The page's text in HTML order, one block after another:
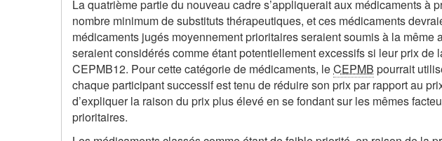
La quatrième partie du nouveau cadre s’appliquerait aux médicaments
nombre minimum de substituts thérapeutiques, et ces médicaments
médicaments jugés moyennement prioritaires seraient soumis à la
seraient considérés comme étant potentiellement excessifs si leur prix
CEPMB12. Pour cette catégorie de médicaments, leCEPMB pourrait
chaque participant successif est tenu de réduire son prix par rapport au
d’expliquer la raison du prix plus élevé en se fondant sur les mêmes
prioritaires.